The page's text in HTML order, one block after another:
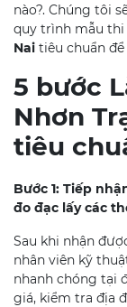
nào?. Chúng tôi
quy trình mẫu thi
Nai tiêu chuẩn
5 bước
Nhơn
tiêu
Bước 1: Tiếp
đo đạc lấy các
Sau khi nhận
nhân viên kỹ
nhanh chóng tại
giá, kiểm tra địa